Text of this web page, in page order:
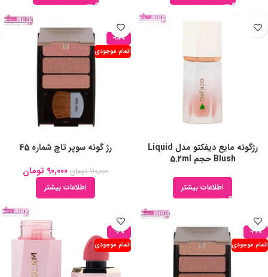
رژگونه مایع دیفکتو مدل Liquid
Blush حجم 5.2ml
اطلاعات بیشتر
-18%
اتمام موجودی
رژ گونه سوپر تاچ شماره 45
110,000 تومان 90,000 تومان
اطلاعات بیشتر
-31%
اتمام موجودی
-6%
اتمام موجودی